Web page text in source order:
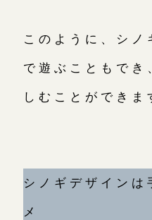
このように、シノ
で遊ぶこともでき
しむことができま
シノギデザインは
メ